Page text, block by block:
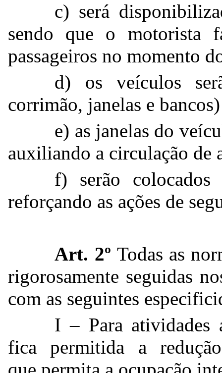
c) será
sendo que o motorista
passageiros no momento
d) os veículos
corrimão, janelas e
e) as janelas do
auxiliando a circulação de
f) serão
reforçando as ações de
Art. 2º Todas as
rigorosamente seguidas
com as seguintes
I – Para atividades
fica permitida a